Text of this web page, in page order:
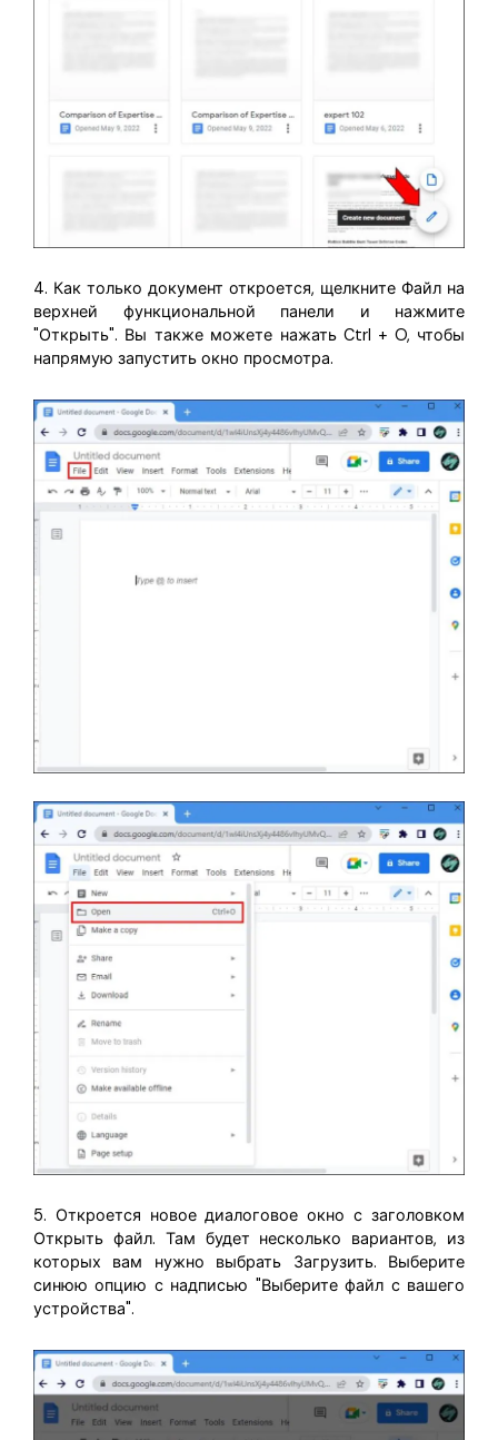
4. Как только документ откроется, щелкните Файл на
верхней функциональной панели и нажмите
"Открыть". Вы также можете нажать Ctrl + O, чтобы
напрямую запустить окно просмотра.
5. Откроется новое диалоговое окно с заголовком
Открыть файл. Там будет несколько вариантов, из
которых вам нужно выбрать Загрузить. Выберите
синюю опцию с надписью "Выберите файл с вашего
устройства".